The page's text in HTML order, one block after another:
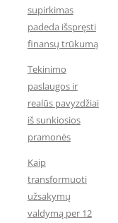
supirkimas
padeda išspręsti
finansų trūkumą
Tekinimo
paslaugos ir
realūs pavyzdžiai
iš sunkiosios
pramonės
Kaip
transformuoti
užsakymų
valdymą per 12